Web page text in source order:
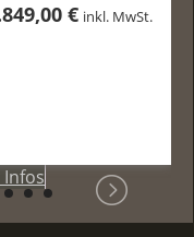
€ inkl. MwSt.